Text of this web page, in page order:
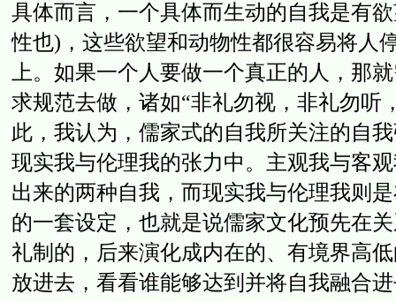
具体而言，一个具体而生动的自我是有
性也)，这些欲望和动物性都很容易将人
上。如果一个人要做一个真正的人，那
求规范去做，诸如“非礼勿视，非礼勿听
此，我认为，儒家式的自我所关注的自
现实我与伦理我的张力中。主观我与客
出来的两种自我，而现实我与伦理我则
的一套设定，也就是说儒家文化预先在
礼制的，后来演化成内在的、有境界高
放进去，看看谁能够达到并将自我融合